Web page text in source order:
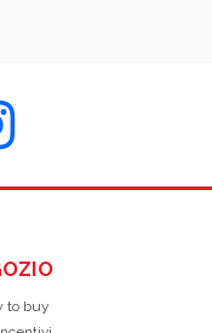
to buy